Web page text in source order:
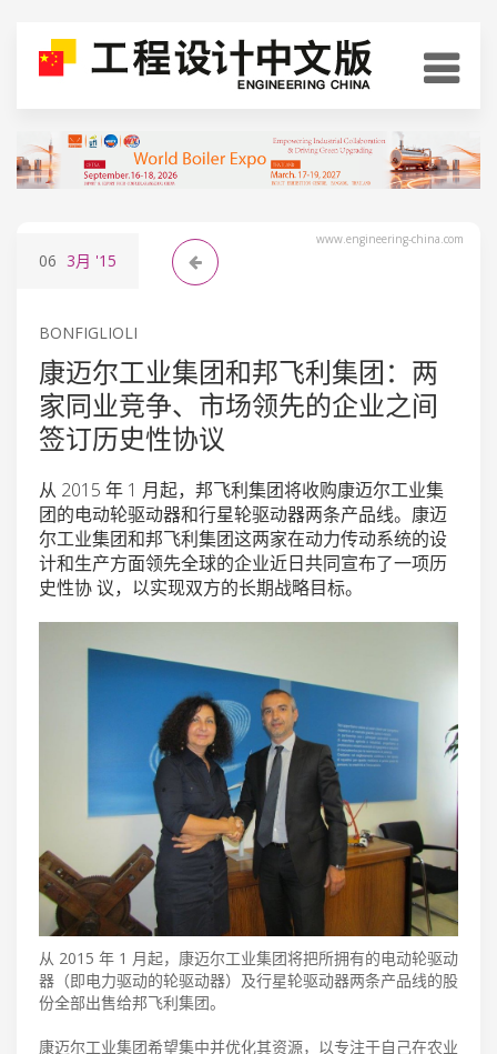
www.engineering-china.com
06 3月 '15
BONFIGLIOLI
康迈尔工业集团和邦飞利集团：两
家同业竞争、市场领先的企业之间
签订历史性协议
从 2015 年 1 月起，邦飞利集团将收购康迈尔工业集
团的电动轮驱动器和行星轮驱动器两条产品线。康迈
尔工业集团和邦飞利集团这两家在动力传动系统的设
计和生产方面领先全球的企业近日共同宣布了一项历
史性协 议，以实现双方的长期战略目标。
从 2015 年 1 月起，康迈尔工业集团将把所拥有的电动轮驱动
器（即电力驱动的轮驱动器）及行星轮驱动器两条产品线的股
份全部出售给邦飞利集团。
康迈尔工业集团希望集中并优化其资源，以专注于自己在农业